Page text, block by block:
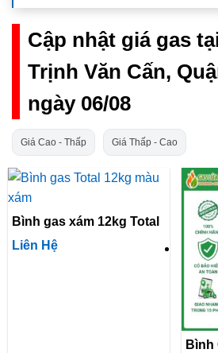
Cập nhật giá gas
Trịnh Văn Cấn,
ngày 06/08
Giá Cao - Thấp Giá Thấp - Cao
Bình gas xám 12kg Total
Liên Hệ
Bình Gas